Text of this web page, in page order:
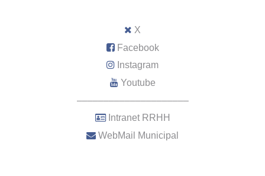
X
Facebook
Instagram
Youtube
–––––––––––––––––––––
Intranet RRHH
WebMail Municipal